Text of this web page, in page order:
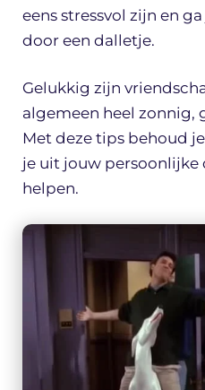
eens stressvol zijn en
door een dalletje.
Gelukkig zijn
algemeen heel zonnig,
Met deze tips behoud
je uit jouw persoonlijke
helpen.